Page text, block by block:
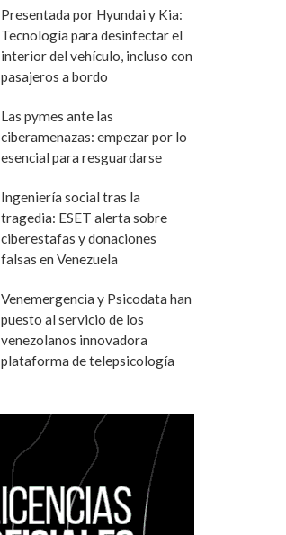
Presentada por Hyundai y Kia:
Tecnología para desinfectar el
interior del vehículo, incluso con
pasajeros a bordo
Las pymes ante las
ciberamenazas: empezar por lo
esencial para resguardarse
Ingeniería social tras la
tragedia: ESET alerta sobre
ciberestafas y donaciones
falsas en Venezuela
Venemergencia y Psicodata han
puesto al servicio de los
venezolanos innovadora
plataforma de telepsicología